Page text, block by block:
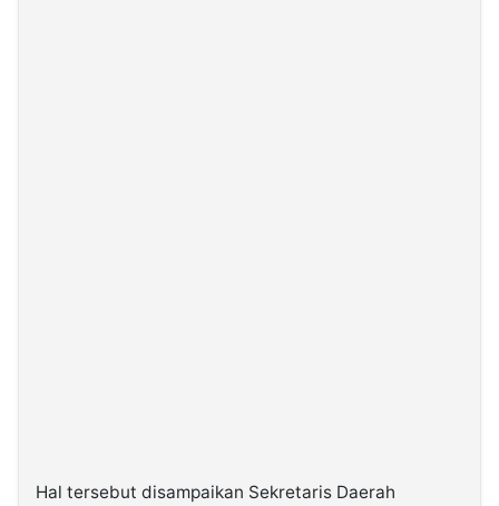
Hal tersebut disampaikan Sekretaris Daerah